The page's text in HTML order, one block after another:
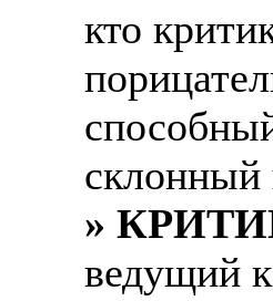
кто
склонный
»
ведущий